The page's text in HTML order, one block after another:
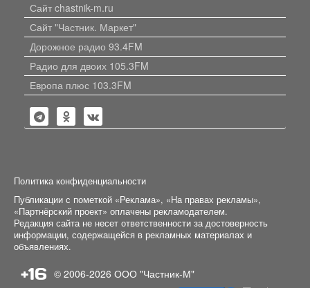
Сайт chastnik-m.ru
Сайт "Частник. Маркет"
Дорожное радио 93.4FM
Радио для двоих 105.3FM
Европа плюс 103.3FM
Политика конфиденциальности
Публикации с пометкой «Реклама», «На правах рекламы»,
«Партнёрский проект» оплачены рекламодателем.
Редакция сайта не несет ответственности за достоверность
информации, содержащейся в рекламных материалах и
объявлениях.
+16 © 2006-2026 ООО "Частник-М"